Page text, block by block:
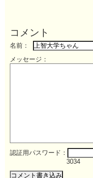
コメント
名前：
メッセージ：
認証用パスワード：
3034